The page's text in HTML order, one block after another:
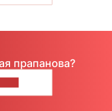
прапанова?